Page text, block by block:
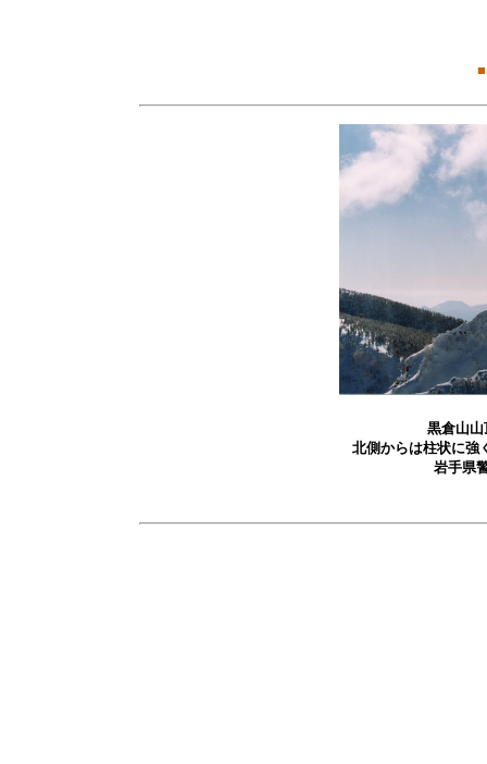
黒倉山
北側からは柱状に強
岩手県